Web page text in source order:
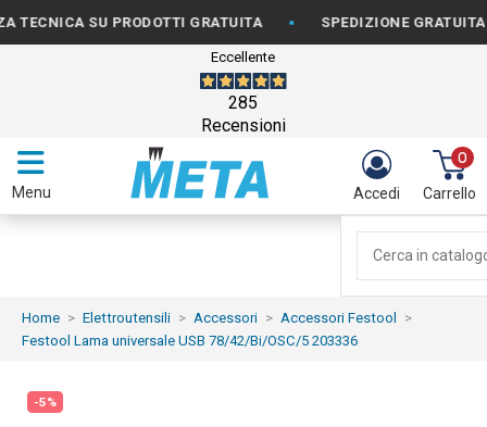
SU PRODOTTI GRATUITA • SPEDIZIONE GRATUITA
Eccellente
285
Recensioni
Menu Accedi
0
Carrello
Home Elettroutensili Accessori
Accessori Festool
Festool Lama universale USB 78/42/Bi/OSC/5 203336
-5%